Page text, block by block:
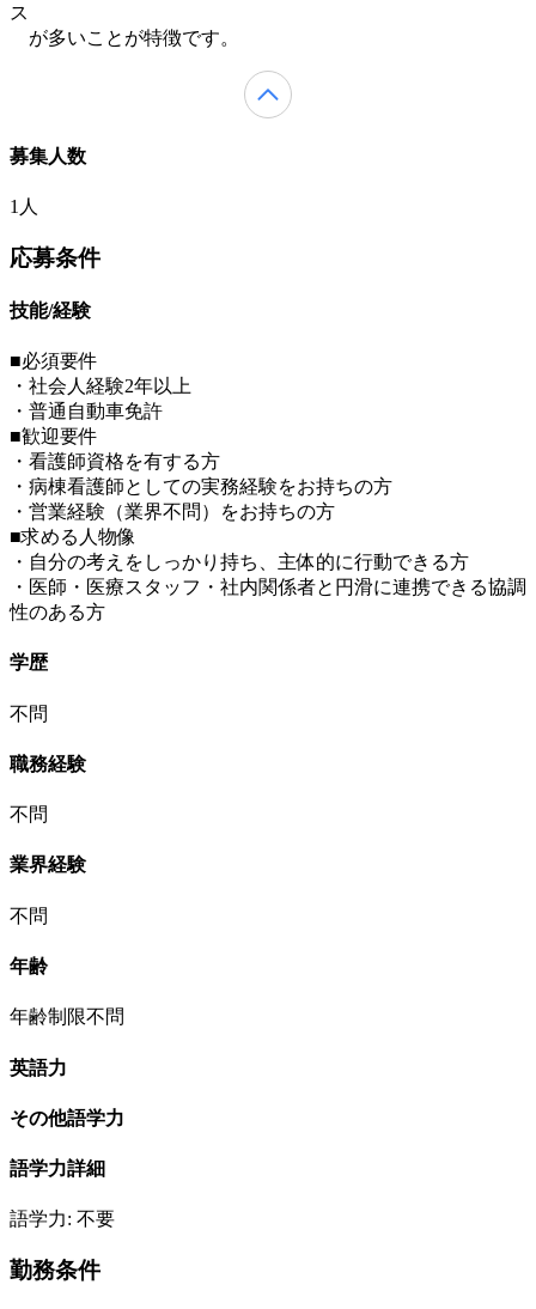
ス
が多いことが特徴です。
募集人数
1人
応募条件
技能/経験
■必須要件
・社会人経験2年以上
・普通自動車免許
■歓迎要件
・看護師資格を有する方
・病棟看護師としての実務経験をお持ちの方
・営業経験（業界不問）をお持ちの方
■求める人物像
・自分の考えをしっかり持ち、主体的に行動できる方
・医師・医療スタッフ・社内関係者と円滑に連携できる協調
性のある方
学歴
不問
職務経験
不問
業界経験
不問
年齢
年齢制限不問
英語力
その他語学力
語学力詳細
語学力: 不要
勤務条件